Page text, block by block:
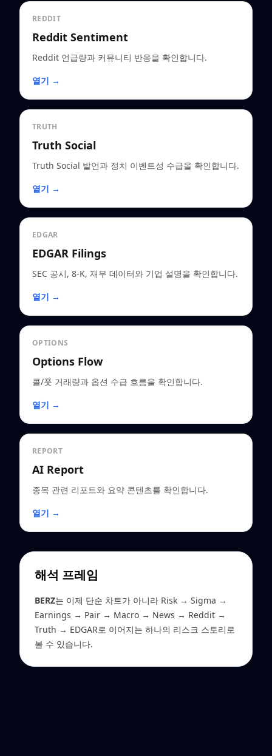
REDDIT
Reddit Sentiment
Reddit 언급량과 커뮤니티 반응을 확인합니다.
열기 →
TRUTH
Truth Social
Truth Social 발언과 정치 이벤트성 수급을 확인합니다.
열기 →
EDGAR
EDGAR Filings
SEC 공시, 8-K, 재무 데이터와 기업 설명을 확인합니다.
열기 →
OPTIONS
Options Flow
콜/풋 거래량과 옵션 수급 흐름을 확인합니다.
열기 →
REPORT
AI Report
종목 관련 리포트와 요약 콘텐츠를 확인합니다.
열기 →
해석 프레임
BERZ는 이제 단순 차트가 아니라 Risk → Sigma →
Earnings → Pair → Macro → News → Reddit →
Truth → EDGAR로 이어지는 하나의 리스크 스토리로
볼 수 있습니다.